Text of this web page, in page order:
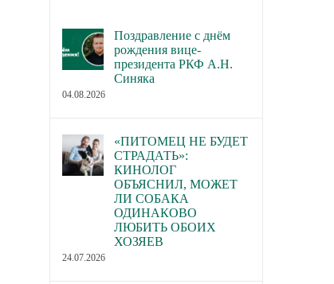
Поздравление с днём
рождения вице-
президента РКФ А.Н.
Синяка
04.08.2026
«ПИТОМЕЦ НЕ БУДЕТ
СТРАДАТЬ»:
КИНОЛОГ
ОБЪЯСНИЛ, МОЖЕТ
ЛИ СОБАКА
ОДИНАКОВО
ЛЮБИТЬ ОБОИХ
ХОЗЯЕВ
24.07.2026